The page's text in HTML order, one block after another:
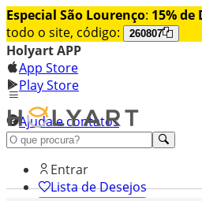
Especial São Lourenço: 15% de
todo o site, código:
260807
Holyart APP
App Store
Play Store
Ajuda e contatos
Conheça premium
Entrar
Lista de Desejos